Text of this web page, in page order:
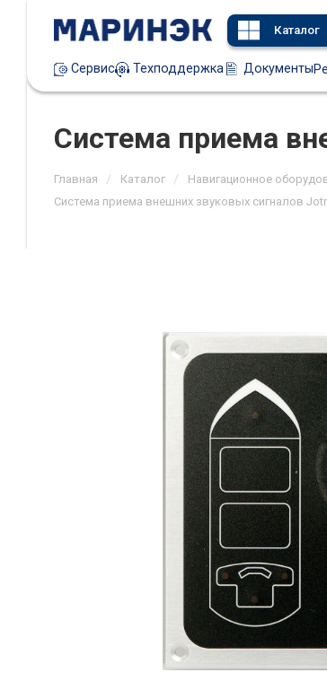
Каталог
Сервис Техподдержка Документы
Система приема
Главная / Каталог / Навигационное
Система приема внешних звуковых сигналов